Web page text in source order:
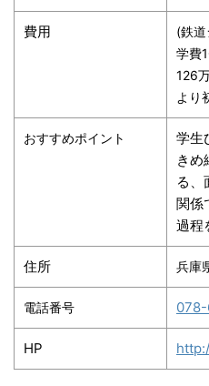
費用
(鉄道
学費
126
より
おすすめポイント
学生
きめ
る、
関係
過程
住所 兵庫
電話番号 078-
HP